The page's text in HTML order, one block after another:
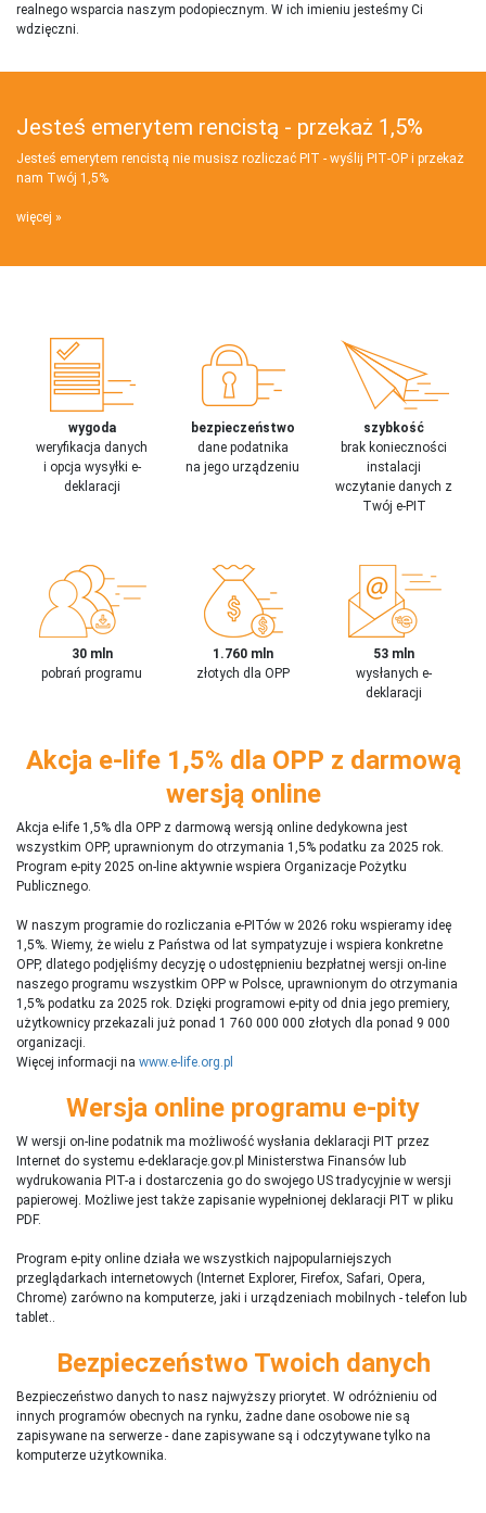
realnego wsparcia naszym podopiecznym. W ich imieniu jesteśmy Ci
wdzięczni.
Jesteś emerytem rencistą - przekaż 1,5%
Jesteś emerytem rencistą nie musisz rozliczać PIT - wyślij PIT‑OP i przekaż
nam Twój 1,5%
więcej
wygoda
weryfikacja danych
i opcja wysyłki e-
deklaracji
bezpieczeństwo
dane podatnika
na jego urządzeniu
szybkość
brak konieczności
instalacji
wczytanie danych z
Twój e-PIT
30 mln
pobrań programu
1.760 mln
złotych dla OPP
53 mln
wysłanych e-
deklaracji
Akcja e-life 1,5% dla OPP z darmową
wersją online
Akcja e-life 1,5% dla OPP z darmową wersją online dedykowna jest
wszystkim OPP, uprawnionym do otrzymania 1,5% podatku za 2025 rok.
Program e-pity 2025 on-line aktywnie wspiera Organizacje Pożytku
Publicznego.
W naszym programie do rozliczania e-PITów w 2026 roku wspieramy ideę
1,5%. Wiemy, że wielu z Państwa od lat sympatyzuje i wspiera konkretne
OPP, dlatego podjęliśmy decyzję o udostępnieniu bezpłatnej wersji on-line
naszego programu wszystkim OPP w Polsce, uprawnionym do otrzymania
1,5% podatku za 2025 rok. Dzięki programowi e-pity od dnia jego premiery,
użytkownicy przekazali już ponad 1 760 000 000 złotych dla ponad 9 000
organizacji.
Więcej informacji na www.e-life.org.pl
Wersja online programu e-pity
W wersji on-line podatnik ma możliwość wysłania deklaracji PIT przez
Internet do systemu e-deklaracje.gov.pl Ministerstwa Finansów lub
wydrukowania PIT-a i dostarczenia go do swojego US tradycyjnie w wersji
papierowej. Możliwe jest także zapisanie wypełnionej deklaracji PIT w pliku
PDF.
Program e-pity online działa we wszystkich najpopularniejszych
przeglądarkach internetowych (Internet Explorer, Firefox, Safari, Opera,
Chrome) zarówno na komputerze, jaki i urządzeniach mobilnych - telefon lub
tablet..
Bezpieczeństwo Twoich danych
Bezpieczeństwo danych to nasz najwyższy priorytet. W odróżnieniu od
innych programów obecnych na rynku, żadne dane osobowe nie są
zapisywane na serwerze - dane zapisywane są i odczytywane tylko na
komputerze użytkownika.